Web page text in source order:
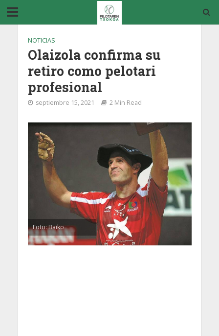
NOTICIAS
Olaizola confirma su
retiro como pelotari
profesional
septiembre 15, 2021 2 Min Read
Foto: Baiko